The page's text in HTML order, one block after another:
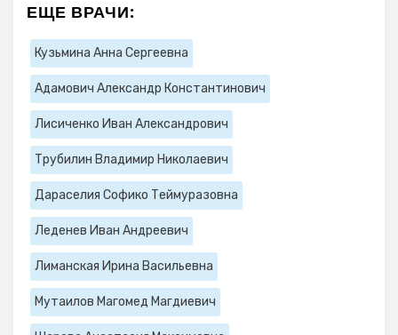
ЕЩЕ ВРАЧИ:
Кузьмина Анна Сергеевна
Адамович Александр Константинович
Лисиченко Иван Александрович
Трубилин Владимир Николаевич
Дараселия Софико Теймуразовна
Леденев Иван Андреевич
Лиманская Ирина Васильевна
Мутаилов Магомед Магдиевич